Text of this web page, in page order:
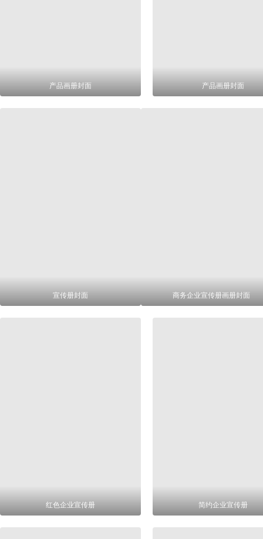
产品画册封面 产品画册封面
宣传册封面 商务企业宣传册画册封面
红色企业宣传册 简约企业宣传册